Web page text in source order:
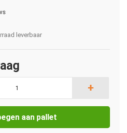
leverbaar
+
aan pallet